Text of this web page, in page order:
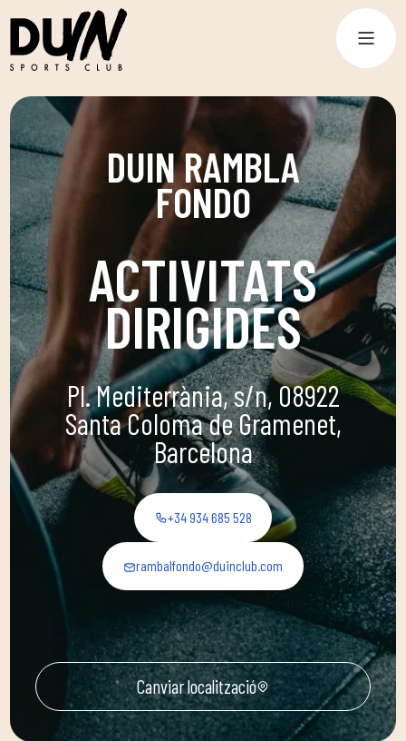
DUIN RAMBLA
FONDO
ACTIVITATS
DIRIGIDES
Pl. Mediterrània, s/n, 08922
Santa Coloma de Gramenet,
Barcelona
+34 934 685 528
rambalfondo@duinclub.com
Canviar localització